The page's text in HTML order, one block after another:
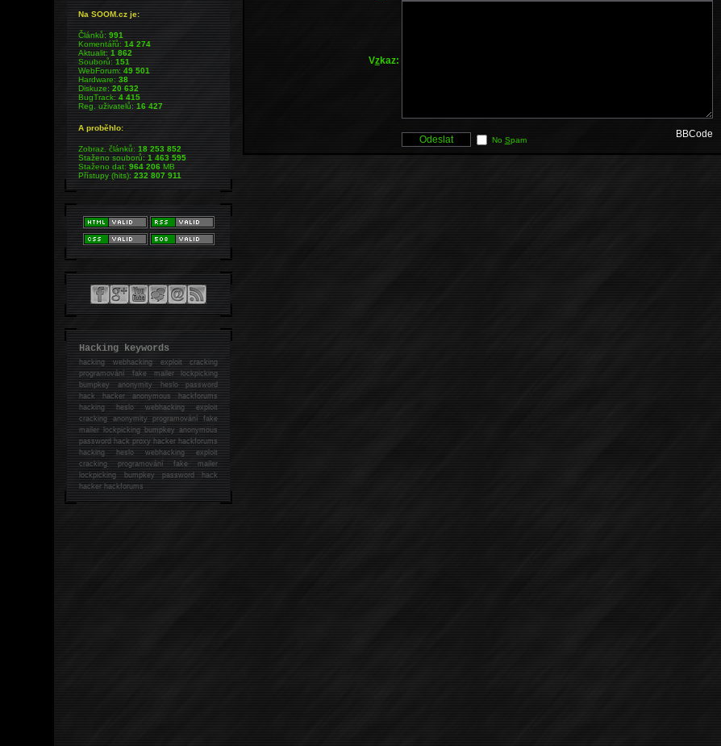
Vzkaz:
No Spam
BBCode
Na SOOM.cz je:
Článků:991
Komentářů:14 274
Aktualit:1 862
Souborů:151
WebForum:49 501
Hardware:38
Diskuze:20 632
BugTrack:4 415
Reg. uživatelů:16 427
A proběhlo:
Zobraz. článků:18 253 852
Staženo souborů:1 463 595
Staženo dat:964 206MB
Přístupy (hits):232 807 911
Hacking keywords
hackingwebhacking exploit cracking
programování fake mailer lockpicking
bumpkey anonymity heslo password
hackhacker anonymous hackforums
hackingheslo webhacking exploit
cracking anonymity programování fake
mailer lockpicking bumpkey anonymous
password hack proxy hacker hackforums
hacking heslo webhacking exploit
cracking programování fake mailer
lockpicking bumpkey password hack
hackerhackforums